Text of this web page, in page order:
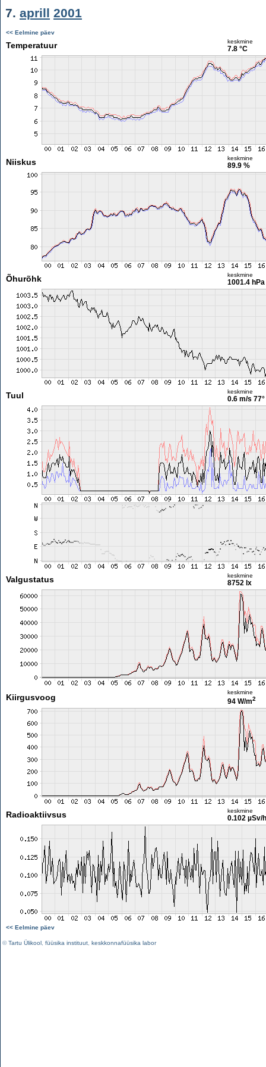
7. aprill 2001
<< Eelmine päev
Temperatuur keskmine
7.8 °C
Niiskus keskmine
89.9 %
Õhurõhk keskmine
1001.4 hPa
Tuul keskmine
0.6 m/s 77°
Valgustatus keskmine
8752 lx
Kiirgusvoog
keskmine
94 W/m2
Radioaktiivsus keskmine
0.102 µSv/h
<< Eelmine päev
©Tartu Ülikool füüsika instituut keskkonnafüüsika labor